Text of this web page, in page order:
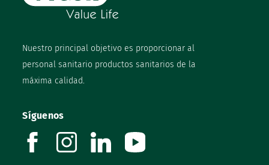
Nuestro principal objetivo es proporcionar al
personal sanitario productos sanitarios de la
máxima calidad.
Síguenos
facebookinstagramlinkedin